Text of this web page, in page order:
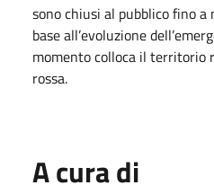
sono chiusi al pubblico fino a
base all’evoluzione
momento colloca il territorio
rossa.
A cura di